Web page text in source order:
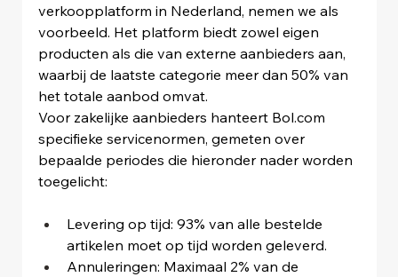
verkoopplatform in Nederland, nemen we als
voorbeeld. Het platform biedt zowel eigen
producten als die van externe aanbieders aan,
waarbij de laatste categorie meer dan 50% van
het totale aanbod omvat.
Voor zakelijke aanbieders hanteert Bol.com
specifieke servicenormen, gemeten over
bepaalde periodes die hieronder nader worden
toegelicht:
Levering op tijd: 93% van alle bestelde
artikelen moet op tijd worden geleverd.
Annuleringen: Maximaal 2% van de